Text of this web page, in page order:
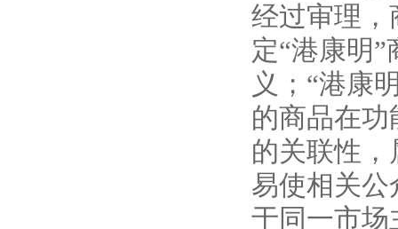
经过审理，
定“港康明
义；“港康
的商品在
的关联性
易使相关公
于同一市场